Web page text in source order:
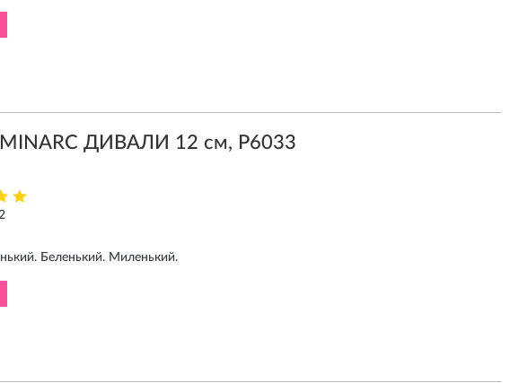
ДИВАЛИ 12 см, P6033
Беленький. Миленький.